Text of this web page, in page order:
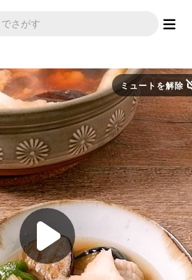
ミュートを解除